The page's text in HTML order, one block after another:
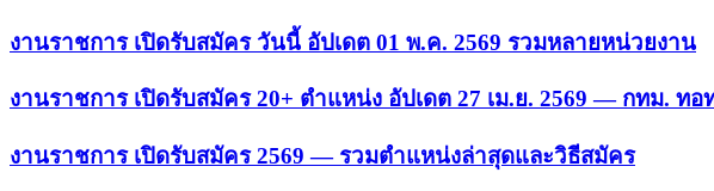
งานราชการ เปิดรับสมัคร วันนี้ อัปเดต 01 พ.ค. 2569 รวมหลายหน่วยงาน
งานราชการ เปิดรับสมัคร 20+ ตำแหน่ง อัปเดต 27 เม.ย. 2569 — กทม. ทอ
งานราชการ เปิดรับสมัคร 2569 — รวมตำแหน่งล่าสุดและวิธีสมัคร